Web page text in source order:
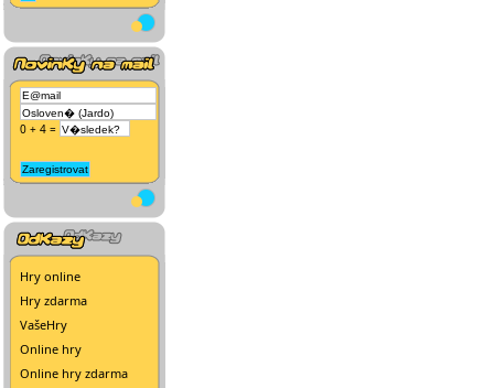
0 + 4 =
Hry online
Hry zdarma
VašeHry
Online hry
Online hry zdarma